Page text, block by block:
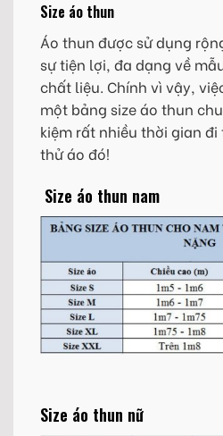
Size áo thun
Áo thun được sử dụng
sự tiện lợi, đa dạng về
chất liệu. Chính vì vậy,
một bảng size áo thun
kiệm rất nhiều thời gian
thử áo đó!
Size áo thun nam
Size áo thun nữ